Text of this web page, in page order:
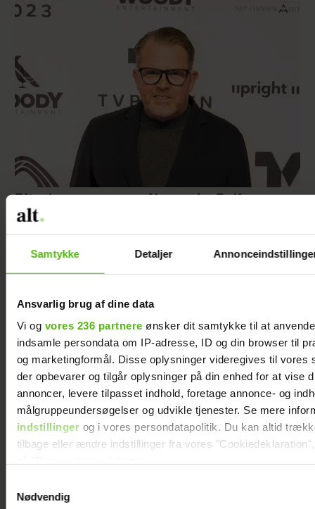
Samtykke Detaljer
Ansvarlig brug af dine data
Vi og vores 236 partnere ønsker dit samtykke til at
indsamle persondata om IP-adresse, ID og din browser til
og marketingformål. Disse oplysninger videregives til vores
der opbevarer og tilgår oplysninger på din enhed for at vise
annoncer, levere tilpasset indhold, foretage annonce- og
målgruppeundersøgelser og udvikle tjenester. Se mere
indstillingerog i vores persondatapolitik. Du kan altid
tilbage eller ændre indstillinger fra vores
Dine valg anvendes på hele websitet.
Nødvendig
Sørensen tilbage i kommentatorboksen
Birthe Kjær overraskede publikum på scenen